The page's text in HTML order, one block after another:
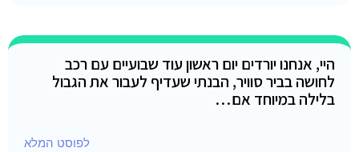
היי, אנחנו יורדים יום ראשון עוד שבועיים עם רכב
לחושה בביר סוויר, הבנתי שעדיף לעבור את הגבול
בלילה במיוחד אם…
לפוסט המלא